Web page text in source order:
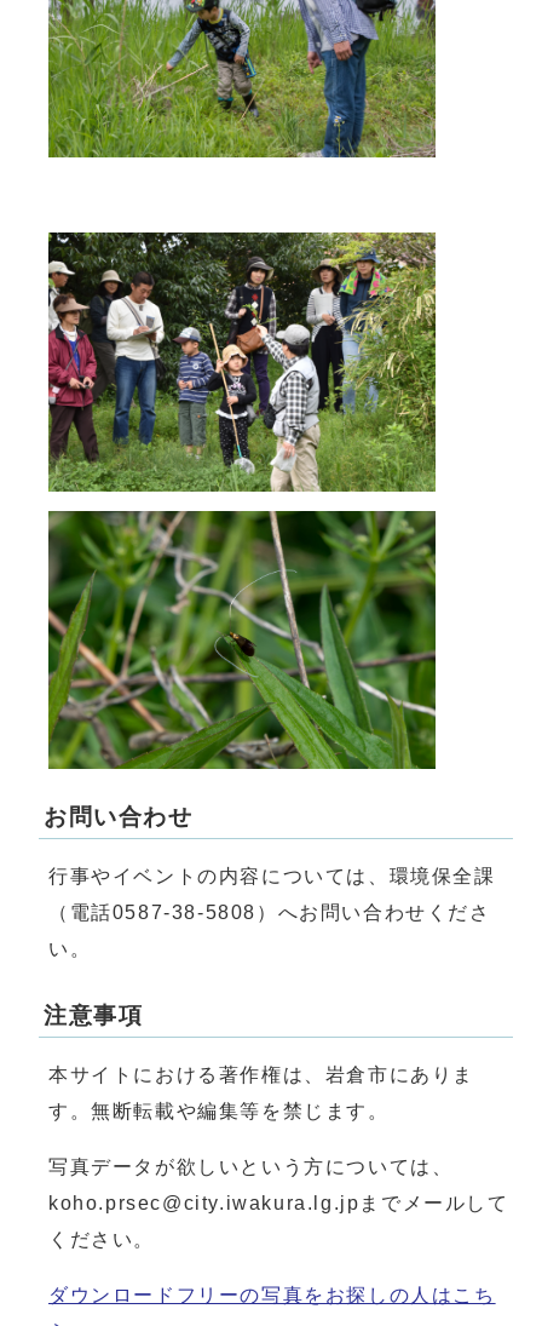
お問い合わせ
行事やイベントの内容については、環境保全課
（電話0587-38-5808）へお問い合わせくださ
い。
注意事項
本サイトにおける著作権は、岩倉市にありま
す。無断転載や編集等を禁じます。
写真データが欲しいという方については、
koho.prsec@city.iwakura.lg.jpまでメールして
ください。
ダウンロードフリーの写真をお探しの人はこち